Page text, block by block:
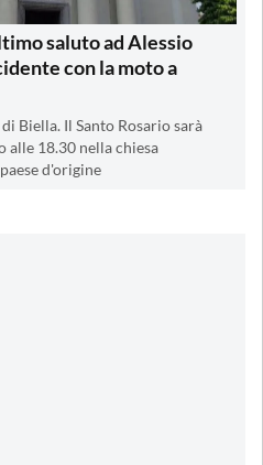
saluto ad Alessio
con la moto a
Biella. Il Santo Rosario sarà
alle 18.30 nella chiesa
d'origine